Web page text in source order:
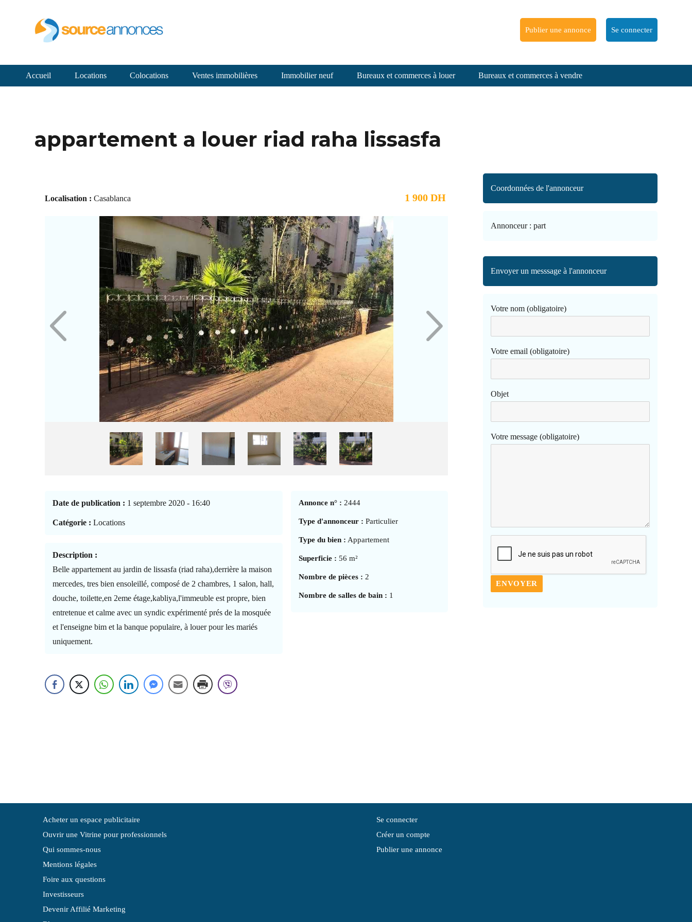
Publier une annonce Se connecter
Accueil Locations Colocations Ventes immobilières Immobilier neuf Bureaux et commerces à louer Bureaux et commerces à vendre
appartement a louer riad raha lissasfa
Localisation : Casablanca 1 900 DH
Date de publication : 1 septembre 2020 - 16:40
Catégorie : Locations
Description :
Belle appartement au jardin de lissasfa (riad raha),derrière la maison
mercedes, tres bien ensoleillé, composé de 2 chambres, 1 salon, hall,
douche, toilette,en 2eme étage,kabliya,l'immeuble est propre, bien
entretenue et calme avec un syndic expérimenté prés de la mosquée
et l'enseigne bim et la banque populaire, à louer pour les mariés
uniquement.
Annonce n° : 2444
Type d'annonceur : Particulier
Type du bien : Appartement
Superficie : 56 m²
Nombre de pièces : 2
Nombre de salles de bain : 1
Coordonnées de l'annonceur
Annonceur : part
Envoyer un messsage à l'annonceur
Votre nom (obligatoire)
Votre email (obligatoire)
Objet
Votre message (obligatoire)
Acheter un espace publicitaire
Ouvrir une Vitrine pour professionnels
Qui sommes-nous
Mentions légales
Foire aux questions
Investisseurs
Devenir Affilié Marketing
Se connecter
Créer un compte
Publier une annonce